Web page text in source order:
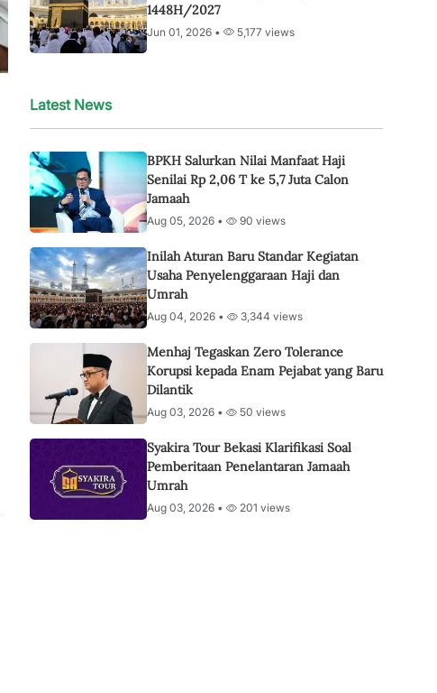
1448H/2027
Jun 01, 2026 • 5,177 views
Latest News
BPKH Salurkan Nilai Manfaat Haji
Senilai Rp 2,06 T ke 5,7 Juta Calon
Jamaah
Aug 05, 2026 • 90 views
Inilah Aturan Baru Standar Kegiatan
Usaha Penyelenggaraan Haji dan
Umrah
Aug 04, 2026 • 3,344 views
Menhaj Tegaskan Zero Tolerance
Korupsi kepada Enam Pejabat yang Baru
Dilantik
Aug 03, 2026 • 50 views
Syakira Tour Bekasi Klarifikasi Soal
Pemberitaan Penelantaran Jamaah
Umrah
Aug 03, 2026 • 201 views